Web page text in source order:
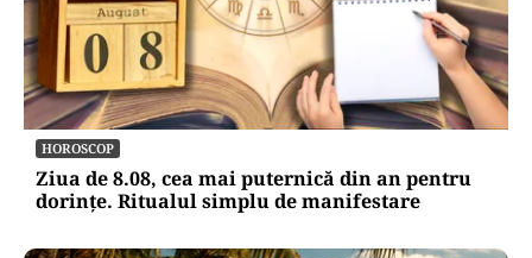
HOROSCOP
Ziua de 8.08, cea mai puternică din an pentru
dorințe. Ritualul simplu de manifestare